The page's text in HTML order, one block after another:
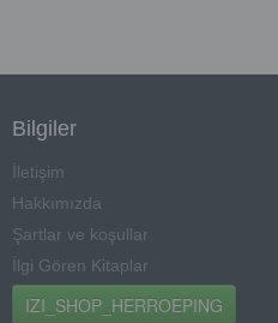
Bilgiler
İletişim
Hakkımızda
Şartlar ve koşullar
İlgi Gören Kitaplar
IZI_SHOP_HERROEPING